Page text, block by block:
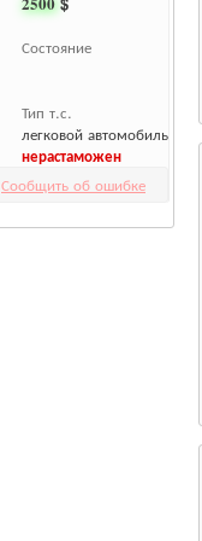
Состояние
Тип т.с.
легковой автомобиль
нерастаможен
Сообщить об ошибке